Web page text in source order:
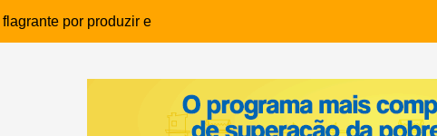
por produzir e
infantil em Eunápolis